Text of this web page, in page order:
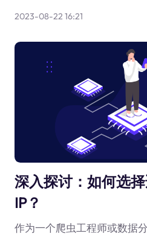
2023-08-22 16:21
深入探讨：如何选
IP？
作为一个爬虫工程师或数据